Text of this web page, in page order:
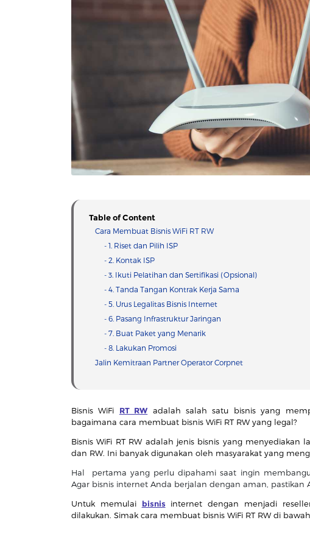
Table of Content
Cara Membuat Bisnis WiFi RT RW
- 1. Riset dan Pilih ISP
- 2. Kontak ISP
- 3. Ikuti Pelatihan dan Sertifikasi (Opsional)
- 4. Tanda Tangan Kontrak Kerja Sama
- 5. Urus Legalitas Bisnis Internet
- 6. Pasang Infrastruktur Jaringan
- 7. Buat Paket yang Menarik
- 8. Lakukan Promosi
Jalin Kemitraan Partner Operator Corpnet
Bisnis WiFi RT RW adalah salah satu bisnis yang
bagaimana cara membuat bisnis WiFi RT RW yang legal?
Bisnis WiFi RT RW adalah jenis bisnis yang menyediakan
dan RW. Ini banyak digunakan oleh masyarakat yang
Hal pertama yang perlu dipahami saat ingin
Agar bisnis internet Anda berjalan dengan aman, pastikan
Untuk memulai bisnis internet dengan menjadi
dilakukan. Simak cara membuat bisnis WiFi RT RW di